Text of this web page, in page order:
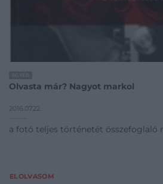
Olvasta már? Nagyot markol
2016.07.22.
a fotó teljes történetét összefoglaló
ELOLVASOM